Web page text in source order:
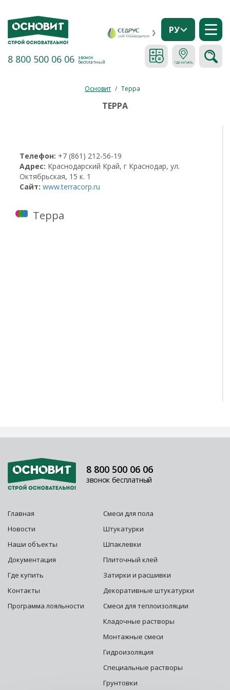
8 800 500 06 06 звонок
бесплатный
РУ
Основит / Терра
ТЕРРА
Телефон: +7 (861) 212-56-19
Адрес: Краснодарский Край, г Краснодар, ул.
Октябрьская, 15 к. 1
Сайт: www.terracorp.ru
Терра
Главная
Новости
Наши объекты
Документация
Где купить
Контакты
Программа лояльности
Смеси для пола
Штукатурки
Шпаклевки
Плиточный клей
Затирки и расшивки
Декоративные штукатурки
Смеси для теплоизоляции
Кладочные растворы
Монтажные смеси
Гидроизоляция
Специальные растворы
Грунтовки
8 800 500 06 06
звонок бесплатный